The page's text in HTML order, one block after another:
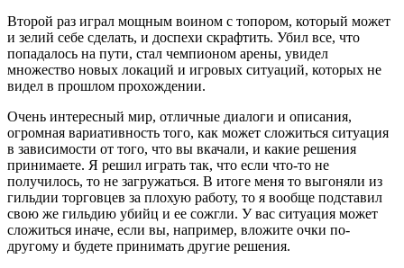
Второй раз играл мощным воином с топором, который может
и зелий себе сделать, и доспехи скрафтить. Убил все, что
попадалось на пути, стал чемпионом арены, увидел
множество новых локаций и игровых ситуаций, которых не
видел в прошлом прохождении.
Очень интересный мир, отличные диалоги и описания,
огромная вариативность того, как может сложиться ситуация
в зависимости от того, что вы вкачали, и какие решения
принимаете. Я решил играть так, что если что-то не
получилось, то не загружаться. В итоге меня то выгоняли из
гильдии торговцев за плохую работу, то я вообще подставил
свою же гильдию убийц и ее сожгли. У вас ситуация может
сложиться иначе, если вы, например, вложите очки по-
другому и будете принимать другие решения.